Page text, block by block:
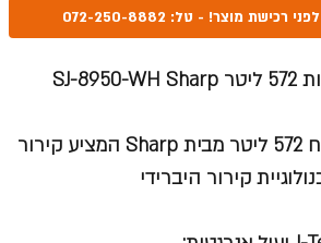
מוצר! - טל: 072-250-8882
מקרר 4 דלתות בנפח 572 ליטר מבית Sharp המציע קירור
קירור היברידי